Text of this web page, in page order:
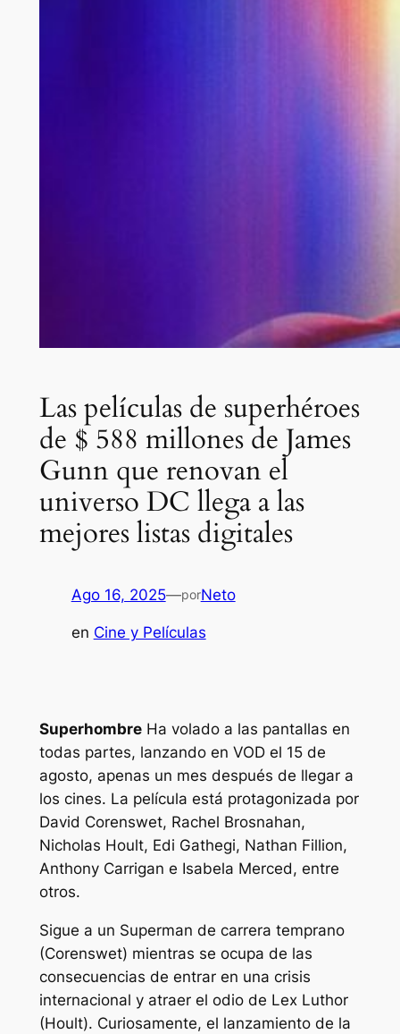
Las películas de superhéroes
de $ 588 millones de James
Gunn que renovan el
universo DC llega a las
mejores listas digitales
Ago 16, 2025—porNeto
en Cine y Películas
SuperhombreHa volado a las pantallas en
todas partes, lanzando en VOD el 15 de
agosto, apenas un mes después de llegar a
los cines. La película está protagonizada por
David Corenswet, Rachel Brosnahan,
Nicholas Hoult, Edi Gathegi, Nathan Fillion,
Anthony Carrigan e Isabela Merced, entre
otros.
Sigue a un Superman de carrera temprano
(Corenswet) mientras se ocupa de las
consecuencias de entrar en una crisis
internacional y atraer el odio de Lex Luthor
(Hoult). Curiosamente, el lanzamiento de la